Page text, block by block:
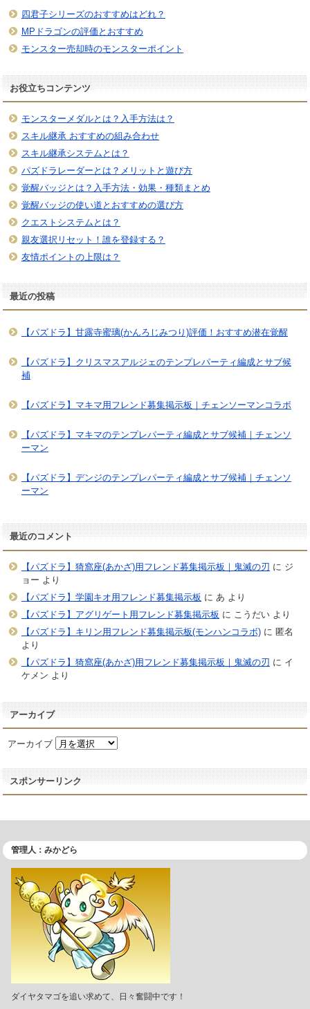
四君子シリーズのおすすめはどれ？
MPドラゴンの評価とおすすめ
モンスター売却時のモンスターポイント
お役立ちコンテンツ
モンスターメダルとは？入手方法は？
スキル継承 おすすめの組み合わせ
スキル継承システムとは？
パズドラレーダーとは？メリットと遊び方
覚醒バッジとは？入手方法・効果・種類まとめ
覚醒バッジの使い道とおすすめの選び方
クエストシステムとは？
親友選択リセット！誰を登録する？
友情ポイントの上限は？
最近の投稿
【パズドラ】甘露寺蜜璃(かんろじみつり)評価！おすすめ潜在覚醒
【パズドラ】クリスマスアルジェのテンプレパーティ編成とサブ候
補
【パズドラ】マキマ用フレンド募集掲示板｜チェンソーマンコラボ
【パズドラ】マキマのテンプレパーティ編成とサブ候補｜チェンソ
ーマン
【パズドラ】デンジのテンプレパーティ編成とサブ候補｜チェンソ
ーマン
最近のコメント
【パズドラ】猗窩座(あかざ)用フレンド募集掲示板｜鬼滅の刃 に ジ
ョー より
【パズドラ】学園キオ用フレンド募集掲示板 に あ より
【パズドラ】アグリゲート用フレンド募集掲示板 に こうだいより
【パズドラ】キリン用フレンド募集掲示板(モンハンコラボ)に 匿名
より
【パズドラ】猗窩座(あかざ)用フレンド募集掲示板｜鬼滅の刃 に イ
ケメン より
アーカイブ
アーカイブ
スポンサーリンク
管理人：みかどら
ダイヤタマゴを追い求めて、日々奮闘中です！